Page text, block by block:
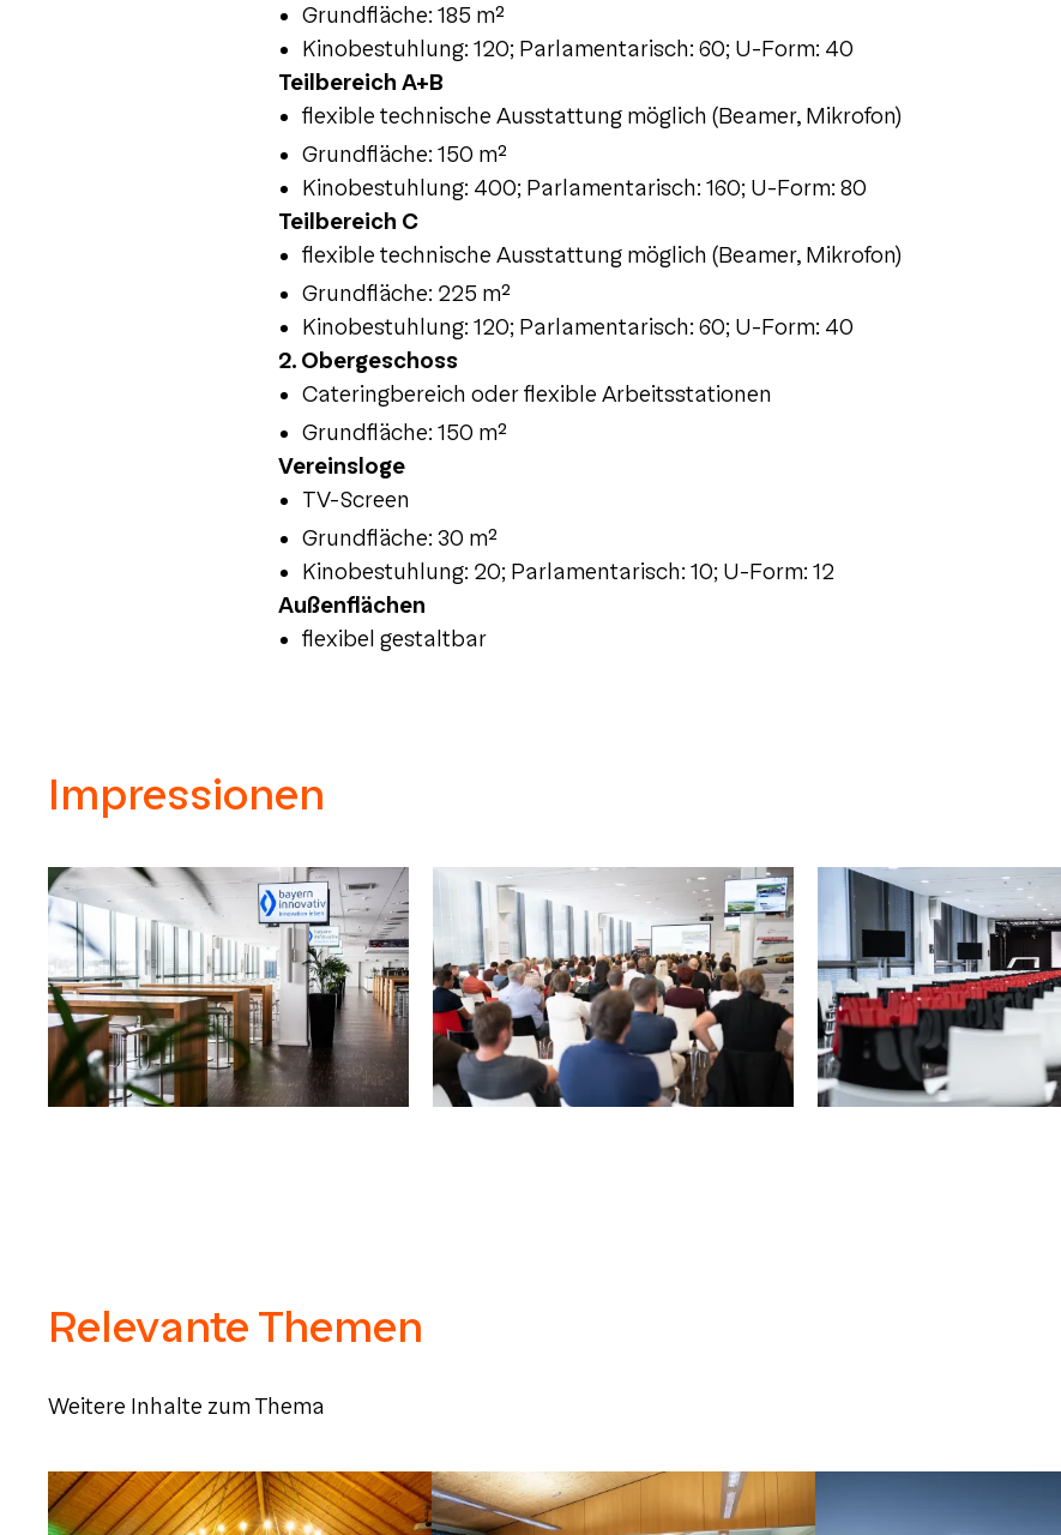
Grundfläche: 185 m²
Kinobestuhlung: 120; Parlamentarisch: 60; U-Form: 40
Teilbereich A+B
flexible technische Ausstattung möglich (Beamer, Mikrofon)
Grundfläche: 150 m²
Kinobestuhlung: 400; Parlamentarisch: 160; U-Form: 80
Teilbereich C
flexible technische Ausstattung möglich (Beamer, Mikrofon)
Grundfläche: 225 m²
Kinobestuhlung: 120; Parlamentarisch: 60; U-Form: 40
2. Obergeschoss
Cateringbereich oder flexible Arbeitsstationen
Grundfläche: 150 m²
Vereinsloge
TV-Screen
Grundfläche: 30 m²
Kinobestuhlung: 20; Parlamentarisch: 10; U-Form: 12
Außenflächen
flexibel gestaltbar
Impressionen
Relevante Themen
Weitere Inhalte zum Thema